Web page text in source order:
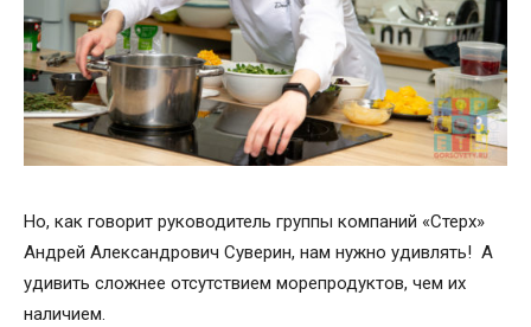
Но, как говорит руководитель группы компаний «Стерх»
Андрей Александрович Суверин, нам нужно удивлять! А
удивить сложнее отсутствием морепродуктов, чем их
наличием.